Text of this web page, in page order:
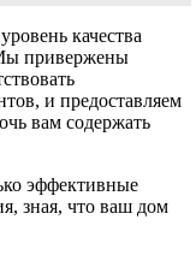
качества
привержены
и предоставляем
вам содержать
эффективные
зная, что ваш дом